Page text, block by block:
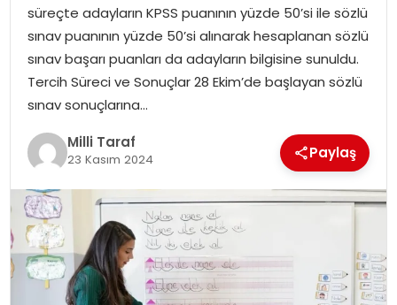
süreçte adayların KPSS puanının yüzde 50’si ile sözlü
sınav puanının yüzde 50’si alınarak hesaplanan sözlü
sınav başarı puanları da adayların bilgisine sunuldu.
Tercih Süreci ve Sonuçlar 28 Ekim’de başlayan sözlü
sınav sonuçlarına…
Milli Taraf
23 Kasım 2024 Paylaş